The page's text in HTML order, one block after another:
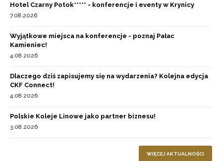
Hotel Czarny Potok***** - konferencje i eventy w Krynicy
7.08.2026
Wyjątkowe miejsca na konferencje - poznaj Pałac
Kamieniec!
4.08.2026
Dlaczego dziś zapisujemy się na wydarzenia? Kolejna edycja
CKF Connect!
4.08.2026
Polskie Koleje Linowe jako partner biznesu!
3.08.2026
WIĘCEJ AKTUALNOŚCI